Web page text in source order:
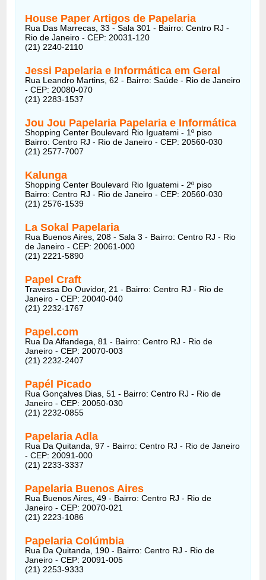
House Paper Artigos de Papelaria
Rua Das Marrecas, 33 - Sala 301 - Bairro: Centro RJ -
Rio de Janeiro - CEP: 20031-120
(21) 2240-2110
Jessi Papelaria e Informática em Geral
Rua Leandro Martins, 62 - Bairro: Saúde - Rio de Janeiro
- CEP: 20080-070
(21) 2283-1537
Jou Jou Papelaria Papelaria e Informática
Shopping Center Boulevard Rio Iguatemi - 1º piso
Bairro: Centro RJ - Rio de Janeiro - CEP: 20560-030
(21) 2577-7007
Kalunga
Shopping Center Boulevard Rio Iguatemi - 2º piso
Bairro: Centro RJ - Rio de Janeiro - CEP: 20560-030
(21) 2576-1539
La Sokal Papelaria
Rua Buenos Aires, 208 - Sala 3 - Bairro: Centro RJ - Rio
de Janeiro - CEP: 20061-000
(21) 2221-5890
Papel Craft
Travessa Do Ouvidor, 21 - Bairro: Centro RJ - Rio de
Janeiro - CEP: 20040-040
(21) 2232-1767
Papel.com
Rua Da Alfandega, 81 - Bairro: Centro RJ - Rio de
Janeiro - CEP: 20070-003
(21) 2232-2407
Papél Picado
Rua Gonçalves Dias, 51 - Bairro: Centro RJ - Rio de
Janeiro - CEP: 20050-030
(21) 2232-0855
Papelaria Adla
Rua Da Quitanda, 97 - Bairro: Centro RJ - Rio de Janeiro
- CEP: 20091-000
(21) 2233-3337
Papelaria Buenos Aires
Rua Buenos Aires, 49 - Bairro: Centro RJ - Rio de
Janeiro - CEP: 20070-021
(21) 2223-1086
Papelaria Colúmbia
Rua Da Quitanda, 190 - Bairro: Centro RJ - Rio de
Janeiro - CEP: 20091-005
(21) 2253-9333